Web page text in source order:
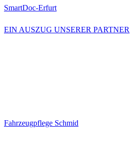
SmartDoc-Erfurt
EIN AUSZUG UNSERER PARTNER
Fahrzeugpflege Schmid